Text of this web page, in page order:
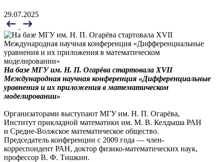
29.07.2025
На базе МГУ им. Н. П. Огарёва стартовала XVII
Международная научная конференция «Дифференциальные
уравнения и их приложения в математическом
моделировании»
Организаторами выступают МГУ им. Н. П. Огарёва,
Институт прикладной математики им. М. В. Келдыша РАН
и Средне-Волжское математическое общество.
Председатель конференции с 2009 года — член-
корреспондент РАН, доктор физико-математических наук,
профессор В. Ф. Тишкин.